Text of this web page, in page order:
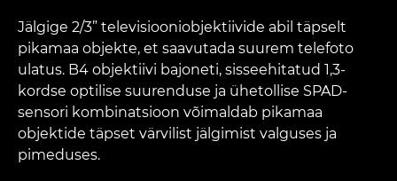
Jälgige 2/3” televisiooniobjektiivide abil täpselt
pikamaa objekte, et saavutada suurem telefoto
ulatus. B4 objektiivi bajoneti, sisseehitatud 1,3-
kordse optilise suurenduse ja ühetollise SPAD-
sensori kombinatsioon võimaldab pikamaa
objektide täpset värvilist jälgimist valguses ja
pimeduses.